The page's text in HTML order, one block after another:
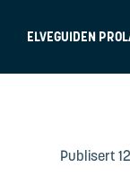
ELVEGUIDEN PRO
Publisert